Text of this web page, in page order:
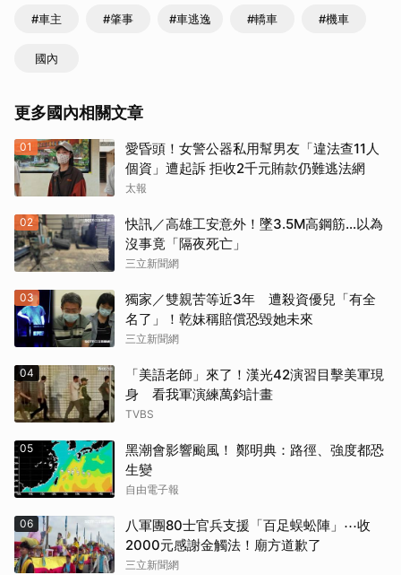
#車主 #肇事 #車逃逸 #轎車 #機車
國內
更多國內相關文章
01
愛昏頭！女警公器私用幫男友「違法查11人
個資」遭起訴 拒收2千元賄款仍難逃法網
太報
02
快訊／高雄工安意外！墜3.5M高鋼筋…以為
沒事竟「隔夜死亡」
三立新聞網
03
獨家／雙親苦等近3年 遭殺資優兒「有全
名了」！乾妹稱賠償恐毀她未來
三立新聞網
04
「美語老師」來了！漢光42演習目擊美軍現
身 看我軍演練萬鈞計畫
TVBS
05
黑潮會影響颱風！ 鄭明典：路徑、強度都恐
生變
自由電子報
06
八軍團80士官兵支援「百足蜈蚣陣」⋯收
2000元感謝金觸法！廟方道歉了
三立新聞網